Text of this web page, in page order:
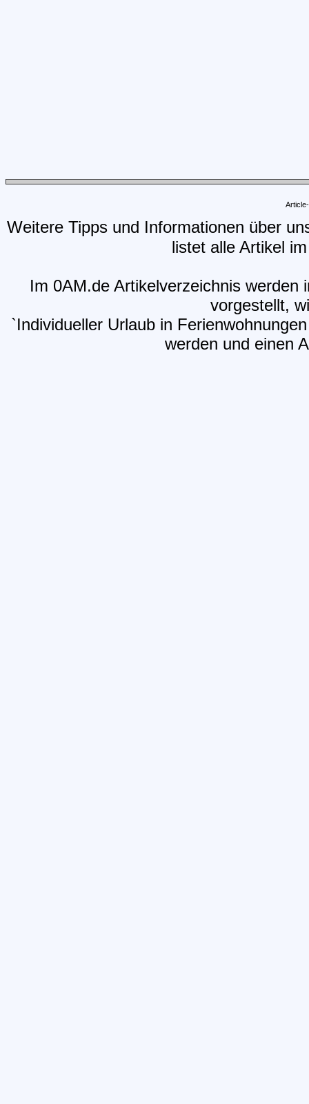
Weitere Tipps und Informationen über
listet alle Artikel
Im 0AM.de Artikelverzeichnis
vorgestellt,
`Individueller Urlaub in
werden und einen